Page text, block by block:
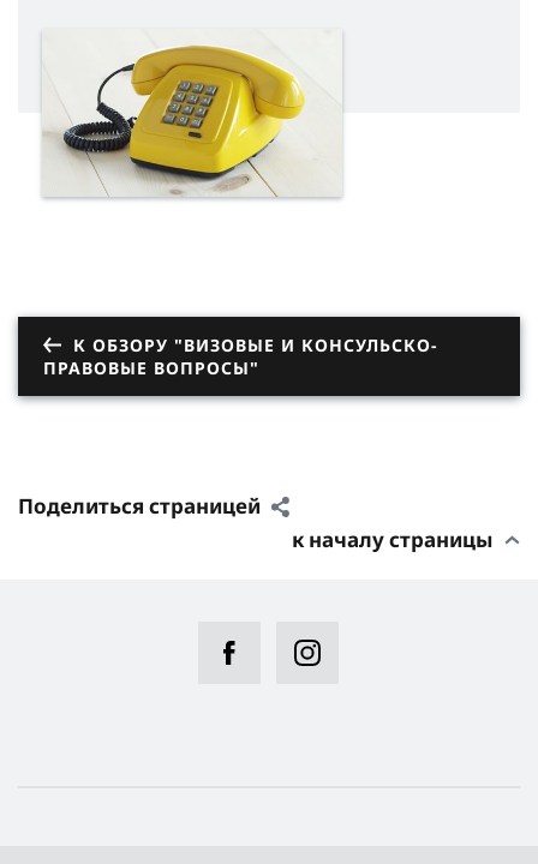
К ОБЗОРУ "ВИЗОВЫЕ И КОНСУЛЬСКО-
ПРАВОВЫЕ ВОПРОСЫ"
Поделиться страницей
к началу страницы